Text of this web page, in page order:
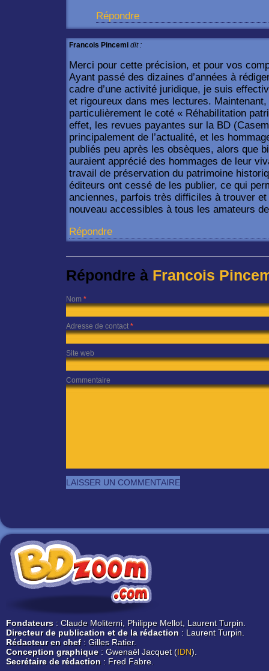
Répondre
Francois Pincemi dit :
Merci pour cette précision, et pour vos
Ayant passé des dizaines d’années à
cadre d’une activité juridique, je suis
et rigoureux dans mes lectures.
particulièrement le coté « Réhabilitation
effet, les revues payantes sur la BD
principalement de l’actualité, et les
publiés peu après les obsèques, alors que
auraient apprécié des hommages de leur
travail de préservation du patrimoine
éditeurs ont cessé de les publier, ce qui
anciennes, parfois très difficiles à trouver
nouveau accessibles à tous les amateurs
Répondre
Répondre à Francois
Nom *
Adresse de contact *
Site web
Commentaire
Fondateurs : Claude Moliterni, Philippe Mellot, Laurent Turpin.
Directeur de publication et de la rédaction : Laurent Turpin.
Rédacteur en chef: Gilles Ratier.
Conception graphique: Gwenaël Jacquet (IDN).
Secrétaire de rédaction : Fred Fabre.